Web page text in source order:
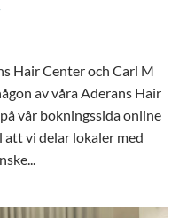
Hair Center och Carl M
av våra Aderans Hair
vår bokningssida online
att vi delar lokaler med